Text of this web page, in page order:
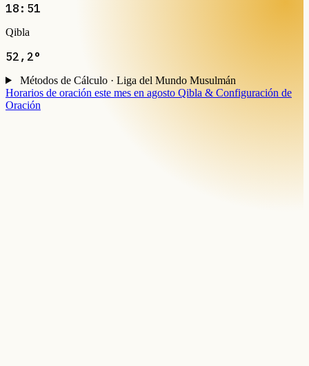
18:51
Qibla
52,2°
Métodos de Cálculo · Liga del Mundo Musulmán
Horarios de oración este mes en agosto Qibla & Configuración de
Oración